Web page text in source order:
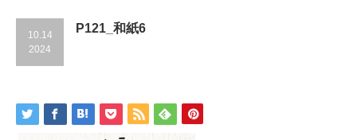
10.14
2024
P121_和紙6